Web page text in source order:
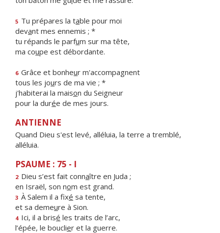
5 Tu prépares la table pour moi
devant mes ennemis ; *
tu répands le parfum sur ma tête,
ma coupe est débordante.
6 Grâce et bonheur m'accompagnent
tous les jours de ma vie ; *
j'habiterai la maison du Seigneur
pour la durée de mes jours.
ANTIENNE
Quand Dieu s'est levé, alléluia, la terre a tremblé,
alléluia.
PSAUME : 75 - I
2 Dieu s’est fait connaître en Juda ;
en Israël, son nom est grand.
3 À Salem il a fixé sa tente,
et sa demeure à Sion.
4 Ici, il a brisé les traits de l’arc,
l’épée, le bouclier et la guerre.